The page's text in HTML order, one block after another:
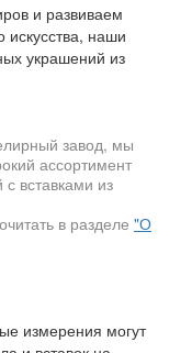
и развиваем
искусства, наши
украшений из
завод, мы
ассортимент
вставками из
в разделе "О
измерения могут